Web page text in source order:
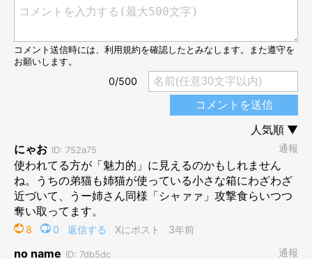
毎年ちょっとずつ導入具合が違うので、猫たちもちょっとずつ違
その微妙に違う行動をお伝えしたいのももちろんなのですが、こ
れを描かないと「ねこ連れ草」の冬が来た気がしなくて…
ほんわかストーブ前物語、次回へつづきます。めでたしめでた
し…？